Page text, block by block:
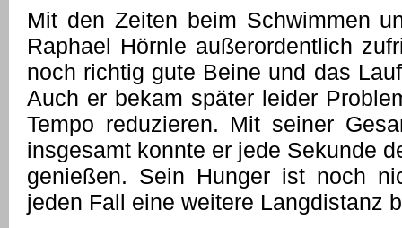
Mit den Zeiten beim Schwimmen
Raphael Hörnle außerordentlich
noch richtig gute Beine und das
Auch er bekam später leider
Tempo reduzieren. Mit seiner
insgesamt konnte er jede Sekunde
genießen. Sein Hunger ist noch
jeden Fall eine weitere Langdistanz